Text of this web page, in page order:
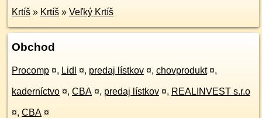
Krtíš » Krtíš » Veľký Krtíš
Obchod
Procomp ¤, Lidl ¤, predaj lístkov ¤, chovprodukt ¤,
kaderníctvo ¤, CBA ¤, predaj lístkov ¤, REALINVEST s.r.o
¤, CBA ¤